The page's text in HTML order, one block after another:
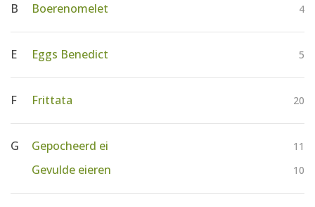
B
Boerenomelet 4
E Eggs Benedict 5
F Frittata 20
G Gepocheerd ei 11
Gevulde eieren 10